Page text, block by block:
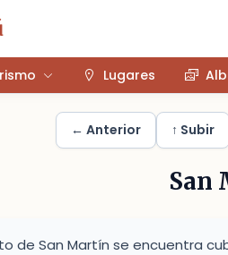
Lugares
← Anterior ↑ Subir
San
de San Martín se encuentra